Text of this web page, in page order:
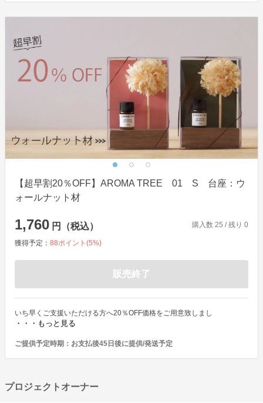
【超早割20％OFF】AROMA TREE 01 S 台座：ウ
ォールナット材
1,760 円（税込） 購入数 25 / 残り 0
獲得予定： 88ポイント(5%)
販売終了
いち早くご支援いただける方へ20％OFF価格をご用意致しまし
・・・もっと見る
ご提供予定時期： お支払後45日後に提供/発送予定
プロジェクトオーナー